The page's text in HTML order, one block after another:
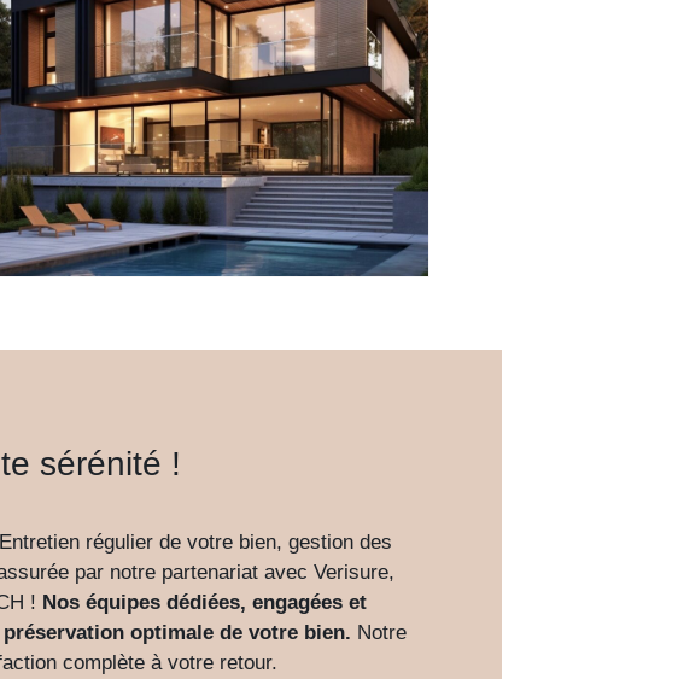
sérénité !
régulier de votre bien, gestion des
par notre partenariat avec Verisure,
! Nos équipes dédiées, engagées et
optimale de votre bien. Notre
complète à votre retour.